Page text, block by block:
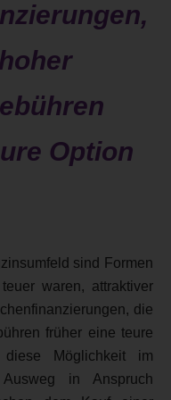
Option
sind Formen
waren, attraktiver
die
früher eine teure
Möglichkeit im
in Anspruch